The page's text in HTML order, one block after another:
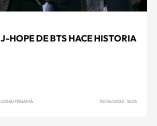
J-HOPE DE BTS HACE HISTORIA
LOS40 PANAMÁ 10/06/2022 16:25